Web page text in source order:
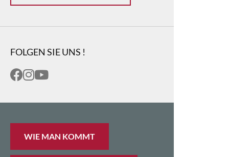
FOLGEN SIE UNS !
WIE MAN KOMMT